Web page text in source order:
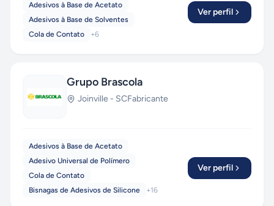
Adesivos à Base de Acetato
Adesivos à Base de Solventes
Cola de Contato
+6
Ver perfil
Grupo Brascola
Joinville - SCFabricante
Adesivos à Base de Acetato
Adesivo Universal de Polímero
Cola de Contato
Bisnagas de Adesivos de Silicone
+16
Ver perfil